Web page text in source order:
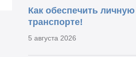
Как обеспечить
транспорте!
5 августа 2026